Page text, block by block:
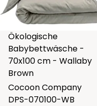
Ökologische
Babybettwäsche -
70x100 cm - Wallaby
Brown
Cocoon Company
DPS-070100-WB